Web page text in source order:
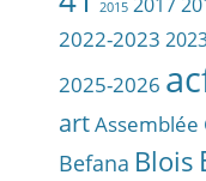
2015
2022-2023
2025-2026
artAssemblée
Befana Blois